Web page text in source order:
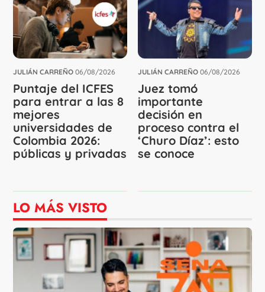
JULIÁN CARREÑO 06/08/2026
Puntaje del ICFES
para entrar a las 8
mejores
universidades de
Colombia 2026:
públicas y privadas
JULIÁN CARREÑO 06/08/2026
Juez tomó
importante
decisión en
proceso contra el
‘Churo Díaz’: esto
se conoce
LO MÁS VISTO